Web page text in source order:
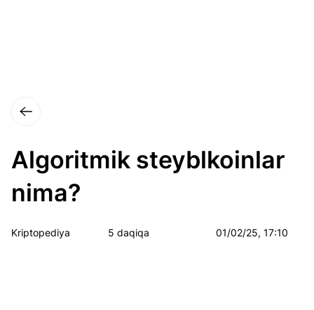
Algoritmik steyblkoinlar
nima?
Kriptopediya 5 daqiqa 01/02/25, 17:10